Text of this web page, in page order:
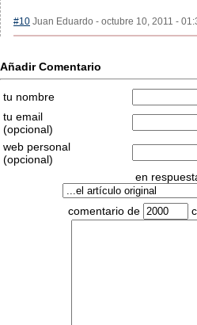
#10 Juan Eduardo - octubre 10, 2011 -
Añadir Comentario
tu nombre
tu email
(opcional)
web personal
(opcional)
en
comentario de